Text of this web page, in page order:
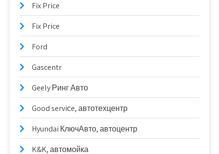
Fix Price
Fix Price
Ford
Gascentr
Geely Ринг Авто
Good serviсe, автотехцентр
Hyundai КлючАвто, автоцентр
K&K, автомойка